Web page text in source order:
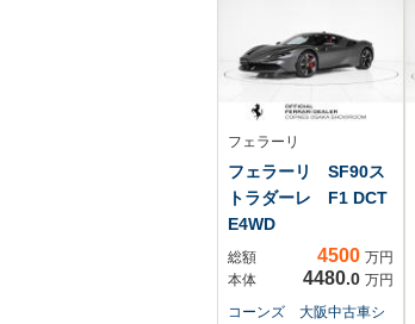
フェラーリ
フェラーリ SF90ス
トラダーレ F1 DCT
E4WD
総額 4500 万円
本体
4480.0 万円
コーンズ 大阪中古車シ